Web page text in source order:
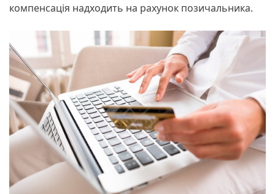
компенсація надходить на рахунок позичальника.